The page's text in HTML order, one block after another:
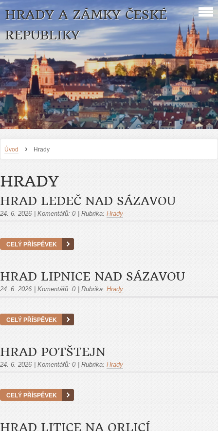
HRADY A ZÁMKY ČESKÉ
REPUBLIKY
Úvod › Hrady
HRADY
HRAD LEDEČ NAD SÁZAVOU
24. 6. 2026 Komentářů: 0 Rubrika: Hrady
CELÝ PŘÍSPĚVEK
HRAD LIPNICE NAD SÁZAVOU
24. 6. 2026 Komentářů: 0 Rubrika: Hrady
CELÝ PŘÍSPĚVEK
HRAD POTŠTEJN
24. 6. 2026 Komentářů: 0 Rubrika: Hrady
CELÝ PŘÍSPĚVEK
HRAD LITICE NA ORLICÍ